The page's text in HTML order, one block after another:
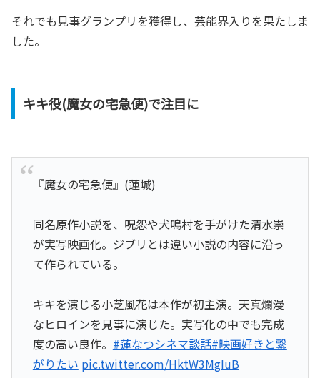
それでも見事グランプリを獲得し、芸能界入りを果たしま
した。
キキ役(魔女の宅急便)で注目に
『魔女の宅急便』(蓮城)
同名原作小説を、呪怨や犬鳴村を手がけた清水崇
が実写映画化。ジブリとは違い小説の内容に沿っ
て作られている。
キキを演じる小芝風花は本作が初主演。天真爛漫
なヒロインを見事に演じた。実写化の中でも完成
度の高い良作。 #蓮なつシネマ談話#映画好きと繋
がりたい pic.twitter.com/HktW3MgIuB